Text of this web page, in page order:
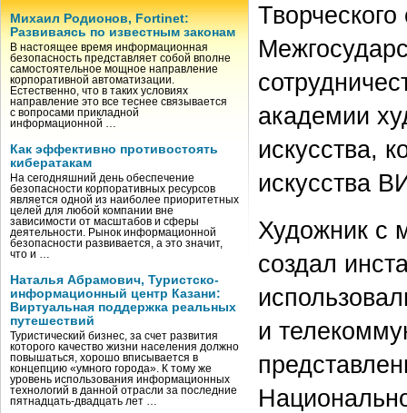
Михаил Родионов, Fortinet:
Развиваясь по известным законам
В настоящее время информационная
безопасность представляет собой вполне
самостоятельное мощное направление
корпоративной автоматизации.
Естественно, что в таких условиях
направление это все теснее связывается
с вопросами прикладной
информационной …
Как эффективно противостоять
кибератакам
На сегодняшний день обеспечение
безопасности корпоративных ресурсов
является одной из наиболее приоритетных
целей для любой компании вне
зависимости от масштабов и сферы
деятельности. Рынок информационной
безопасности развивается, а это значит,
что и …
Наталья Абрамович, Туристско-
информационный центр Казани:
Виртуальная поддержка реальных
путешествий
Туристический бизнес, за счет развития
которого качество жизни населения должно
повышаться, хорошо вписывается в
концепцию «умного города». К тому же
уровень использования информационных
технологий в данной отрасли за последние
пятнадцать-двадцать лет …
академии
искусства,
искусства
Художник с
создал
и